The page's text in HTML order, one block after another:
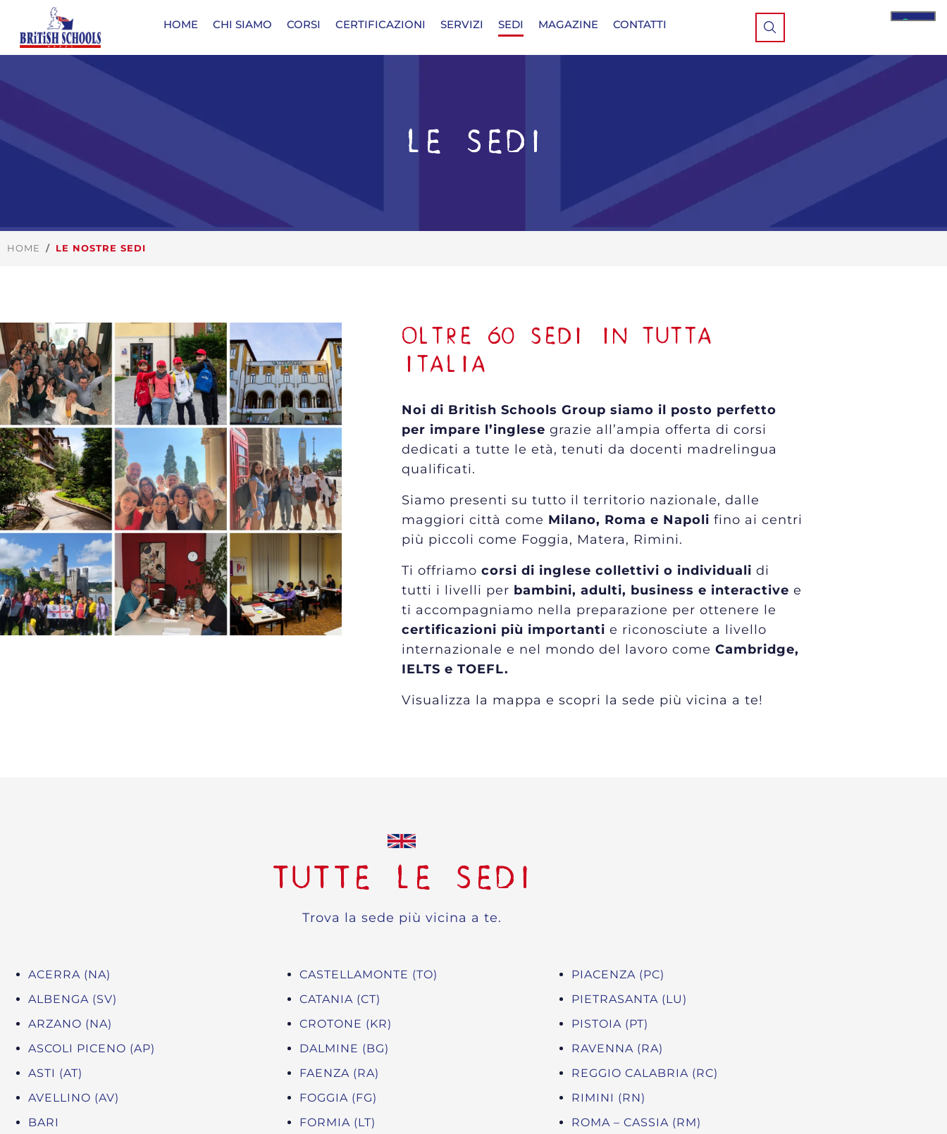
HOME CHI SIAMO CORSI CERTIFICAZIONI SERVIZI SEDI MAGAZINE CONTATTI
LE SEDI
HOME LE NOSTRE SEDI
OLTRE 60 SEDI IN TUTTA
ITALIA
Noi di British Schools Group siamo il posto perfetto
per impare l’inglese grazie all’ampia offerta di corsi
dedicati a tutte le età, tenuti da docenti madrelingua
qualificati.
Siamo presenti su tutto il territorio nazionale, dalle
maggiori città come Milano, Roma e Napoli fino ai centri
più piccoli come Foggia, Matera, Rimini.
Ti offriamo corsi di inglese collettivi o individuali di
tutti i livelli per bambini, adulti, business e interactive e
ti accompagniamo nella preparazione per ottenere le
certificazioni più importanti e riconosciute a livello
internazionale e nel mondo del lavoro come Cambridge,
IELTS e TOEFL.
Visualizza la mappa e scopri la sede più vicina a te!
TUTTE LE SEDI
Trova la sede più vicina a te.
ACERRA (NA)
ALBENGA (SV)
ARZANO (NA)
ASCOLI PICENO (AP)
ASTI (AT)
AVELLINO (AV)
BARI
CASTELLAMONTE (TO)
CATANIA (CT)
CROTONE (KR)
DALMINE (BG)
FAENZA (RA)
FOGGIA (FG)
FORMIA (LT)
PIACENZA (PC)
PIETRASANTA (LU)
PISTOIA (PT)
RAVENNA (RA)
REGGIO CALABRIA (RC)
RIMINI (RN)
ROMA – CASSIA (RM)